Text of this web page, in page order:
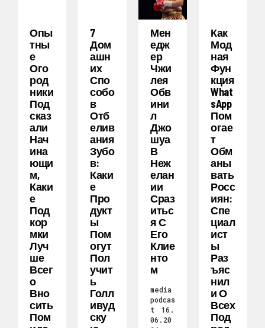
Опы
Тны
Е
Ого
Род
Ники
Под
Сказ
Али
Нач
Ина
Ющи
М,
Каки
Е
Под
Кор
Мки
Луч
Ше
Всег
О
Вно
Сить
Пом
7
Дом
Ашн
Их
Спо
Собо
В
Отб
Елив
Ания
Зубо
В:
Каки
Е
Про
Дукт
Ы
Пом
Огут
Пол
Учит
Ь
Голл
Ивуд
Ску
Мен
Едж
Ер
Чжи
Лея
Обв
Ини
Л
Джо
Шуа
В
Неж
Елан
Ии
Сраз
Итьс
Я С
Его
Клие
Нто
М
media
podcas
t
16.
06.20
Как
Мод
Ная
Фун
Кция
What
SApp
Пом
Огае
Т
Обм
Аны
Вать
Росс
Иян:
Спе
Циал
Ист
Ы
Раз
Ъяс
Нил
И О
Всех
Под